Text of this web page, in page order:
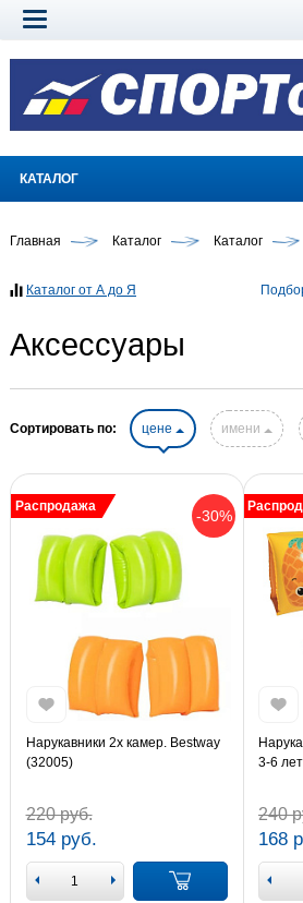
КАТАЛОГ
Главная Каталог Каталог
Каталог от А до Я
Аксессуары
Сортировать по: цене имени
-30%
Распродажа
Нарукавники 2х камер. Bestway
(32005)
220 руб.
154 руб.
3-6
240
168